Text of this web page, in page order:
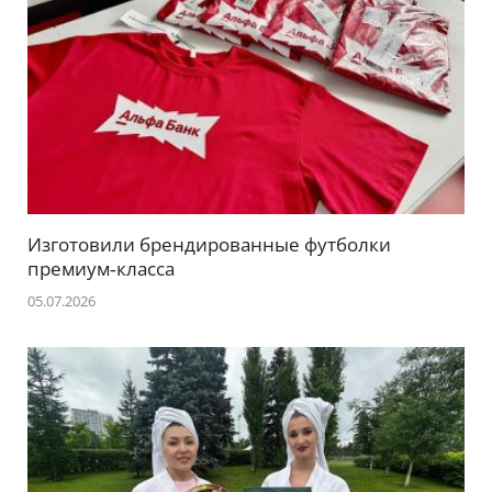
Изготовили брендированные футболки
премиум‑класса
05.07.2026